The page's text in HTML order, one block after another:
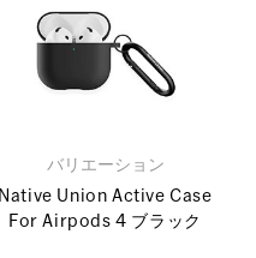
バリエーション
Native Union Active Case
For Airpods 4 ブラック